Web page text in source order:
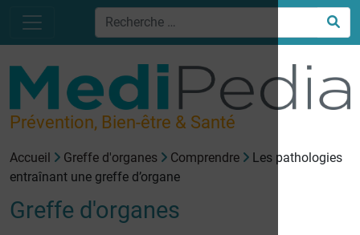
Prévention, Bien-être & Santé
Accueil Greffe d'organes Comprendre
Les pathologies
entraînant une greffe d’organe
Greffe d'organes